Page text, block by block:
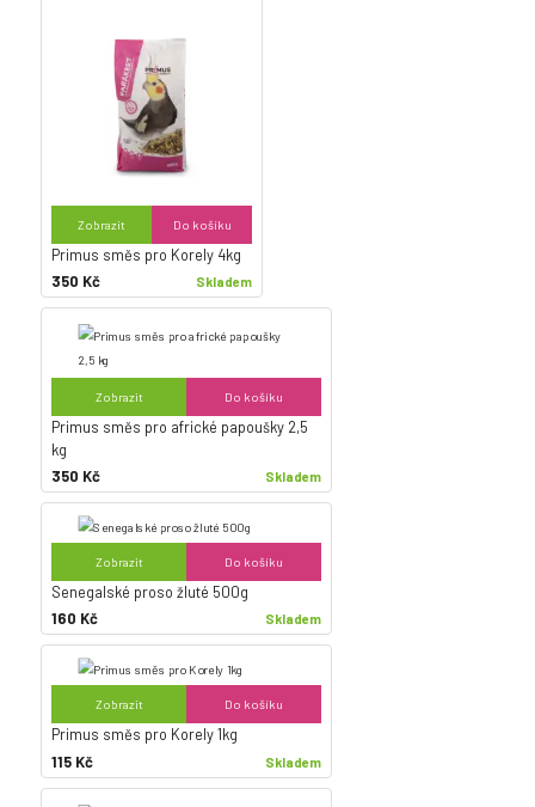
Zobrazit Do košíku
Primus směs pro Korely 4kg
350 Kč
Skladem
Zobrazit Do košíku
Primus směs pro africké papoušky 2,5
kg
350 Kč
Skladem
Zobrazit Do košíku
Senegalské proso žluté 500g
160 Kč
Skladem
Zobrazit Do košíku
Primus směs pro Korely 1kg
115 Kč
Skladem